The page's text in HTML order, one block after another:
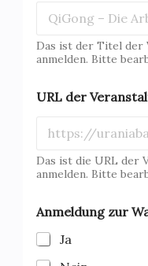
Das ist der Titel der
anmelden. Bitte
URL der
Das ist die URL der
anmelden. Bitte
Anmeldung zur
Ja